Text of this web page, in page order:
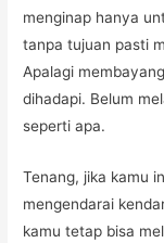
menginap hanya
tanpa tujuan pasti
Apalagi
dihadapi. Belum
seperti apa.
Tenang, jika kamu
mengendarai
kamu tetap bisa